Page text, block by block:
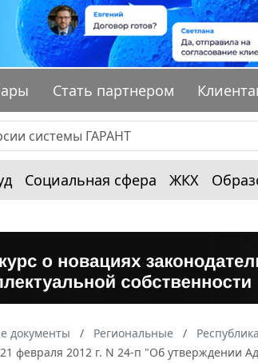
Стать партнером
Социальная сфера ЖКХ
документы Региональные
февраля 2012 г. N 24-п "Об утверждении